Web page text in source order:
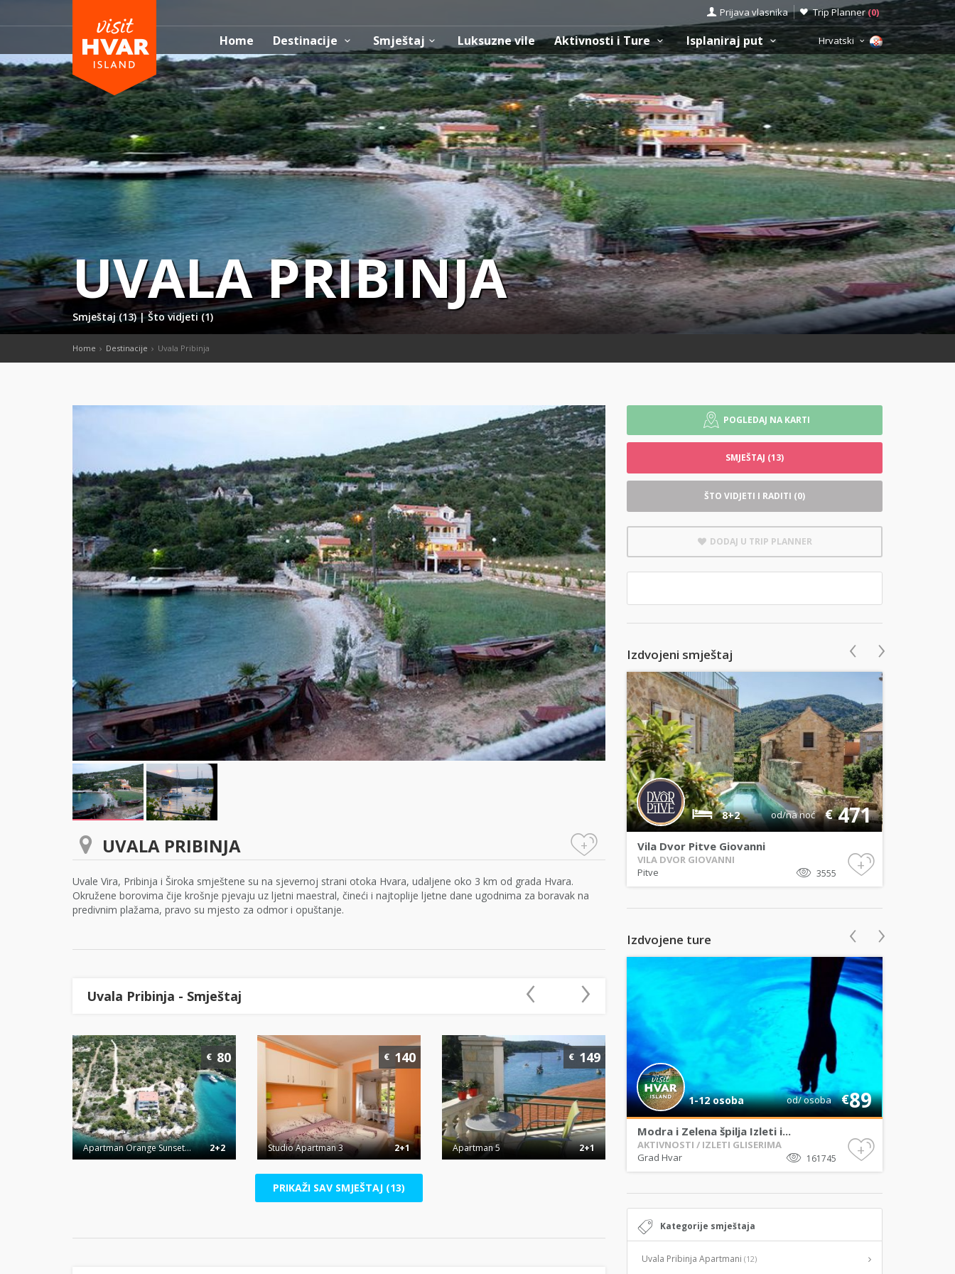
Prijava vlasnika Trip Planner(0)
Home Destinacije Smještaj Luksuzne vile Aktivnosti i Ture Isplaniraj put Hrvatski
UVALA PRIBINJA
Smještaj (13)|Što vidjeti (1)
Home Destinacije Uvala Pribinja
UVALA PRIBINJA +
Uvale Vira, Pribinja i Široka smještene su na sjevernoj strani otoka Hvara, udaljene oko 3 km od grada Hvara.
Okružene borovima čije krošnje pjevaju uz ljetni maestral, čineći i najtoplije ljetne dane ugodnima za boravak na
predivnim plažama, pravo su mjesto za odmor i opuštanje.
Uvala Pribinja - Smještaj
Apartman Orange Sunset... 2+2
€ 80
Studio Apartman 3 2+1
€ 140
Apartman 5 2+1
€ 149
‹ ›
PRIKAŽI SAV SMJEŠTAJ (13)
POGLEDAJ NA KARTI
SMJEŠTAJ (13)
ŠTO VIDJETI I RADITI (0)
DODAJ U TRIP PLANNER
Izdvojeni smještaj
8+2 €471
od/na noć
Vila Dvor Pitve Giovanni
VILA DVOR GIOVANNI
3555
Pitve +
‹ ›
Izdvojene ture
1-12 osoba €89
od/ osoba
Modra i Zelena špilja Izleti i...
AKTIVNOSTI / IZLETI GLISERIMA
161745
Grad Hvar +
‹ ›
Kategorije smještaja
Uvala Pribinja Apartmani (12)